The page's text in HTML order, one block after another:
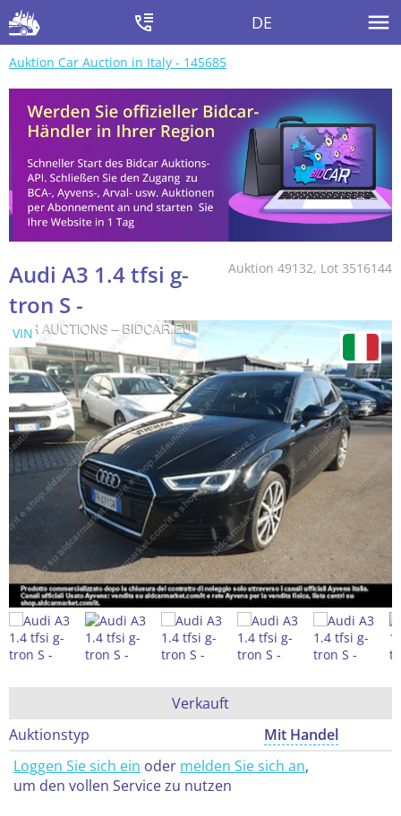
DE
Auktion Car Auction in Italy - 145685
Auktion 49132, Lot 3516144
Audi A3 1.4 tfsi g-
tron S -
VIN
Verkauft
Auktionstyp
Mit Handel
Loggen Sie sich ein oder melden Sie sich an,
um den vollen Service zu nutzen